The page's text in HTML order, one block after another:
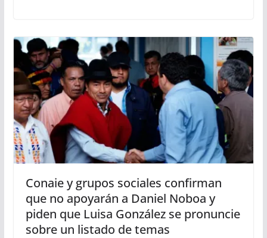
Conaie y grupos sociales confirman
que no apoyarán a Daniel Noboa y
piden que Luisa González se pronuncie
sobre un listado de temas